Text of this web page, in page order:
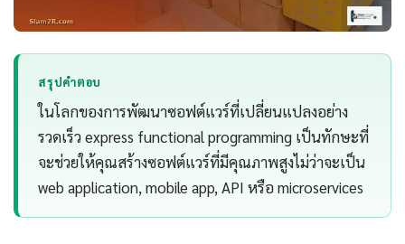
สรุปคำตอบ
ในโลกของการพัฒนาซอฟต์แวร์ที่เปลี่ยนแปลงอย่าง
รวดเร็ว express functional programming เป็นทักษะที่
จะช่วยให้คุณสร้างซอฟต์แวร์ที่มีคุณภาพสูงไม่ว่าจะเป็น
web application, mobile app, API หรือ microservices